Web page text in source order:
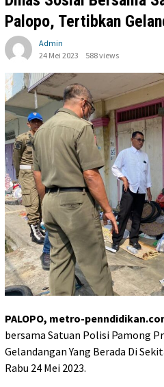
Palopo, Tertibkan
Admin
24 Mei 2023
588 views
PALOPO, metro-
bersama Satuan Polisi Pamong
Gelandangan Yang Berada Di
Rabu 24 Mei 2023.